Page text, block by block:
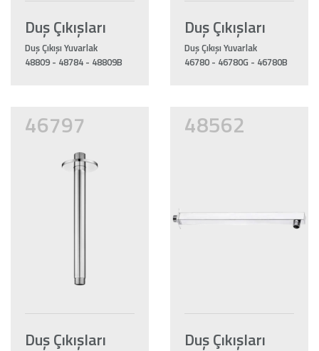
Duş Çıkışları
Duş Çıkışı Yuvarlak
48809 - 48784 - 48809B
Duş Çıkışları
Duş Çıkışı Yuvarlak
46780 - 46780G - 46780B
46797
Duş Çıkışları
48562
Duş Çıkışları